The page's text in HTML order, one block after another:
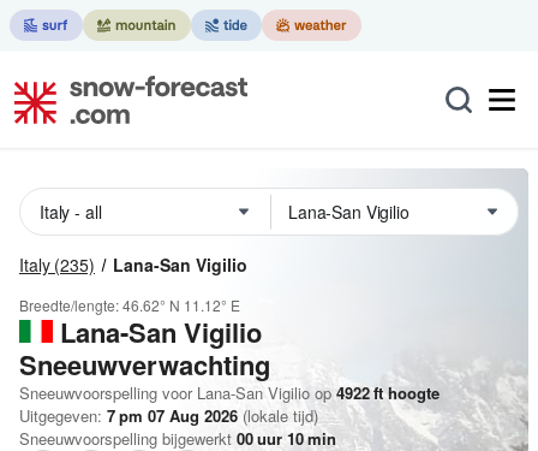
Italy (235) Lana-San Vigilio
Breedte/lengte:46.62° N 11.12° E
Lana-San Vigilio
Sneeuwverwachting
Sneeuwvoorspelling voor Lana-San Vigilio op 4922fthoogte
Uitgegeven: 7 pm 07 Aug 2026 (lokale tijd)
Sneeuwvoorspelling bijgewerkt 00uur10min